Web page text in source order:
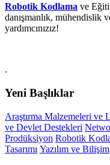
Robotik Kodlama ve
danışmanlık, mühendislik
yardımcınızız!
.
Yeni Başlıklar
Araştırma Malzemeleri ve
ve Devlet Destekleri
Prodüksiyon Robotik
Tasarımı Yazılım ve Bilişim